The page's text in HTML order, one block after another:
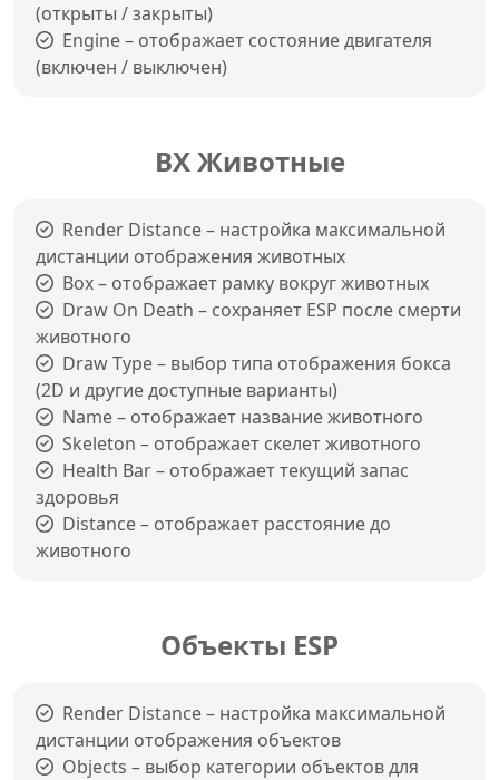
(открыты / закрыты)
Engine – отображает состояние двигателя
(включен / выключен)
ВХ Животные
Render Distance – настройка максимальной
дистанции отображения животных
Box – отображает рамку вокруг животных
Draw On Death – сохраняет ESP после смерти
животного
Draw Type – выбор типа отображения бокса
(2D и другие доступные варианты)
Name – отображает название животного
Skeleton – отображает скелет животного
Health Bar – отображает текущий запас
здоровья
Distance – отображает расстояние до
животного
Объекты ESP
Render Distance – настройка максимальной
дистанции отображения объектов
Objects – выбор категории объектов для